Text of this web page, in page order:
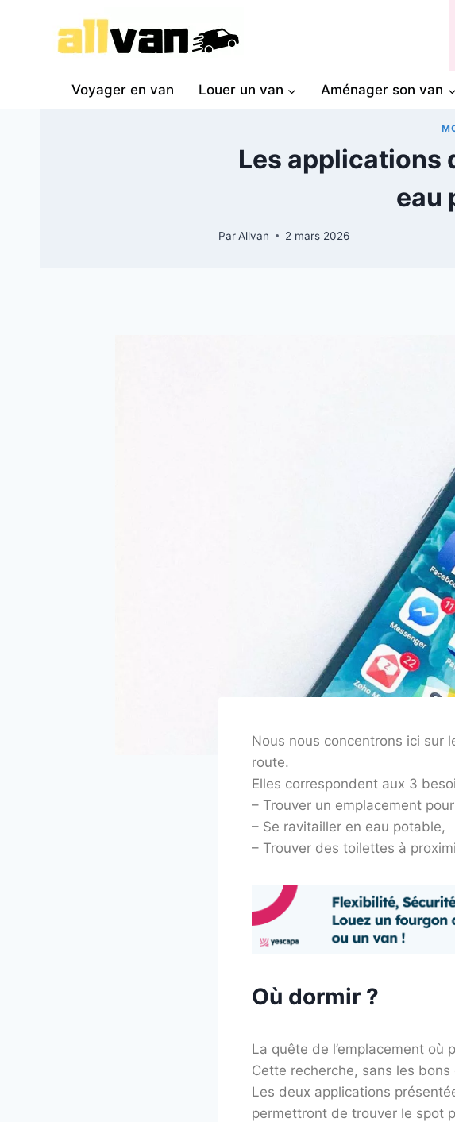
Voyager en van Louer un van Aménager son van
Les applications
eau
Par Allvan 2 mars 2026
Nous nous concentrons ici sur
route.
Elles correspondent aux 3
– Trouver un emplacement
– Se ravitailler en eau potable,
– Trouver des toilettes à
Où dormir ?
La quête de l’emplacement
Cette recherche, sans les
Les deux applications
permettront de trouver le spot